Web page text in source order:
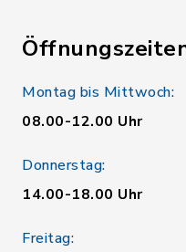
Montag bis Mittwoch:
08.00-12.00 Uhr
Donnerstag:
14.00-18.00 Uhr
Freitag: